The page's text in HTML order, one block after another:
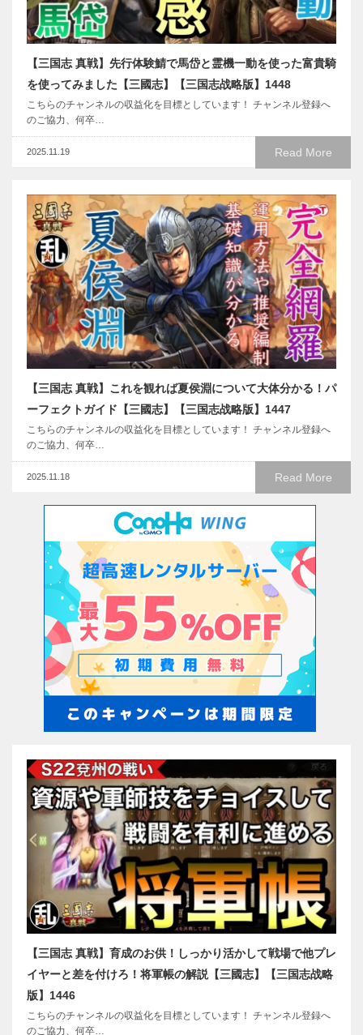
【三国志 真戦】先行体験鯖で馬岱と霊機一動を使った富貴騎
を使ってみました【三國志】【三国志战略版】1448
こちらのチャンネルの収益化を目標としています！ チャンネル登録へ
のご協力、何卒…
Read More
2025.11.19
【三国志 真戦】これを観れば夏侯淵について大体分かる！パ
ーフェクトガイド【三國志】【三国志战略版】1447
こちらのチャンネルの収益化を目標としています！ チャンネル登録へ
のご協力、何卒…
Read More
2025.11.18
【三国志 真戦】育成のお供！しっかり活かして戦場で他プレ
イヤーと差を付けろ！将軍帳の解説【三國志】【三国志战略
版】1446
こちらのチャンネルの収益化を目標としています！ チャンネル登録へ
のご協力、何卒…